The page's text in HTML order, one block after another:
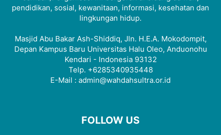
pendidikan, sosial, kewanitaan, informasi, kesehatan dan
lingkungan hidup.
Masjid Abu Bakar Ash-Shiddiq, Jln. H.E.A. Mokodompit,
Depan Kampus Baru Universitas Halu Oleo, Anduonohu
Kendari - Indonesia 93132
Telp. +6285340935448
E-Mail : admin@wahdahsultra.or.id
FOLLOW US